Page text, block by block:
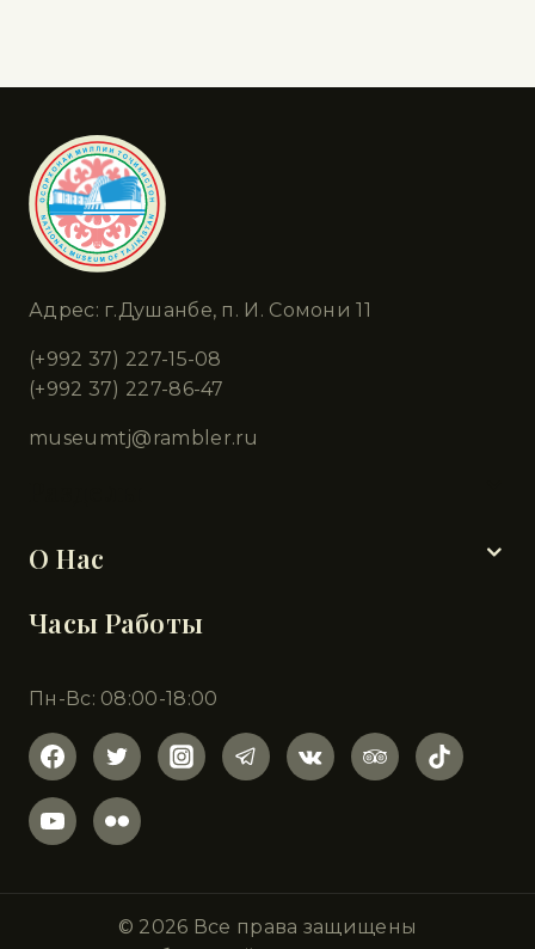
Адрес: г.Душанбе, п. И. Сомони 11
(+992 37) 227-15-08
(+992 37) 227-86-47
museumtj@rambler.ru
О Нас
Часы Работы
Пн-Вс: 08:00-18:00
© 2026 Все права защищены